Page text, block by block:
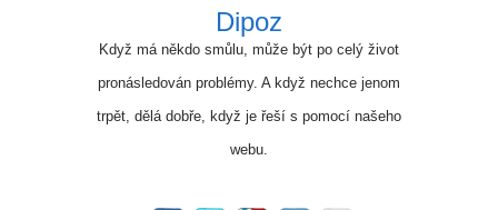
Dipoz
Když má někdo smůlu, může být po celý život
pronásledován problémy. A když nechce jenom
trpět, dělá dobře, když je řeší s pomocí našeho
webu.